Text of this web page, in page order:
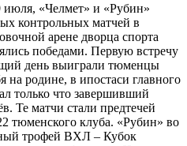
июля, «Челмет» и «Рубин»
контрольных матчей в
арене дворца спорта
победами. Первую встречу
день выиграли тюменцы
на родине, в ипостаси главного
только что завершивший
Те матчи стали предтечей
тюменского клуба. «Рубин» во
трофей ВХЛ – Кубок